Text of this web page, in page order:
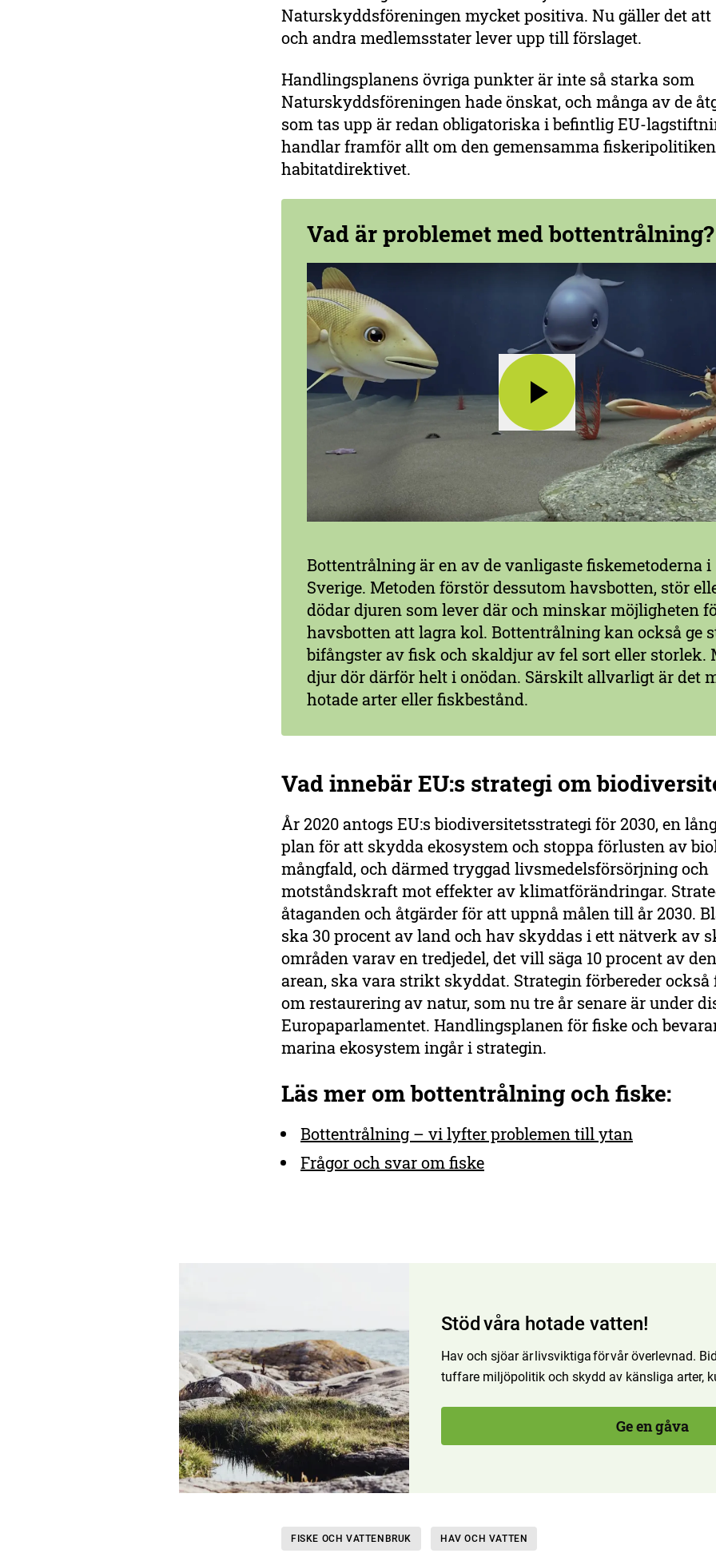
Naturskyddsföreningen mycket positiva. Nu gäller det att
och andra medlemsstater lever upp till förslaget.
Handlingsplanens övriga punkter är inte så starka som
Naturskyddsföreningen hade önskat, och många av de
som tas upp är redan obligatoriska i befintlig EU-
handlar framför allt om den gemensamma
habitatdirektivet.
Vad är problemet med bottentrålning?
Bottentrålning är en av de vanligaste fiskemetoderna i
Sverige. Metoden förstör dessutom havsbotten, stör
dödar djuren som lever där och minskar möjligheten
havsbotten att lagra kol. Bottentrålning kan också ge
bifångster av fisk och skaldjur av fel sort eller storlek.
djur dör därför helt i onödan. Särskilt allvarligt är det
hotade arter eller fiskbestånd.
Vad innebär EU:s strategi om
År 2020 antogs EU:s biodiversitetsstrategi för 2030, en
plan för att skydda ekosystem och stoppa förlusten av
mångfald, och därmed tryggad livsmedelsförsörjning och
motståndskraft mot effekter av klimatförändringar.
åtaganden och åtgärder för att uppnå målen till år 2030.
ska 30 procent av land och hav skyddas i ett nätverk av
områden varav en tredjedel, det vill säga 10 procent av
arean, ska vara strikt skyddat. Strategin förbereder också
om restaurering av natur, som nu tre år senare är under
Europaparlamentet. Handlingsplanen för fiske och
marina ekosystem ingår i strategin.
Läs mer om bottentrålning och fiske:
Bottentrålning – vi lyfter problemen till ytan
Frågor och svar om fiske
Stöd våra hotade vatten!
Hav och sjöar är livsviktiga för vår överlevnad.
tuffare miljöpolitik och skydd av känsliga arter,
Ge en gåva
FISKE OCH VATTENBRUK HAV OCH VATTEN